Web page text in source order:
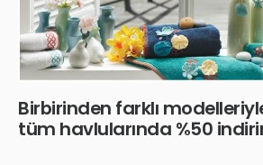
Birbirinden farklı
tüm havlularında %50